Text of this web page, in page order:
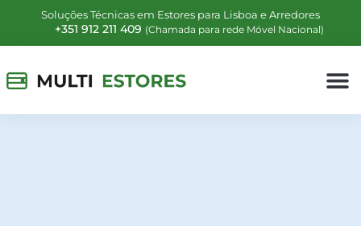
Soluções Técnicas em Estores para Lisboa e Arredores
+351 912 211 409 (Chamada para rede Móvel Nacional)